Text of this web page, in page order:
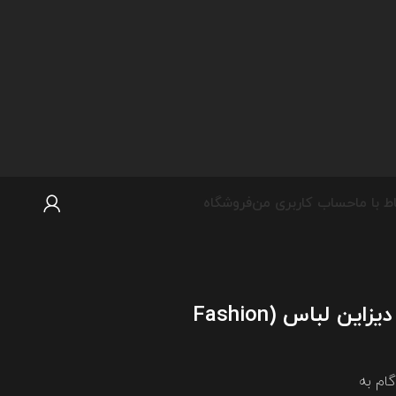
با ماحساب کاربری منفروشگاه
دوره آموزش تکنیکال دیزاین لباس (Fashion
به